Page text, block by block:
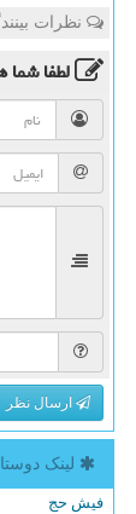
نظرات
لطفا
ارسال نظر
لینک
فیش حج